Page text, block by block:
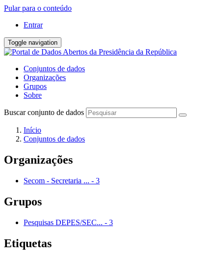
Pular para o conteúdo
Entrar
Toggle navigation
Conjuntos de dados
Organizações
Grupos
Sobre
Buscar conjunto de dados
Início
Conjuntos de dados
Organizações
Secom - Secretaria ... - 3
Grupos
Pesquisas DEPES/SEC... - 3
Etiquetas